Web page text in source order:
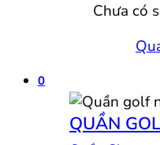
Chưa có
0
QUẦN